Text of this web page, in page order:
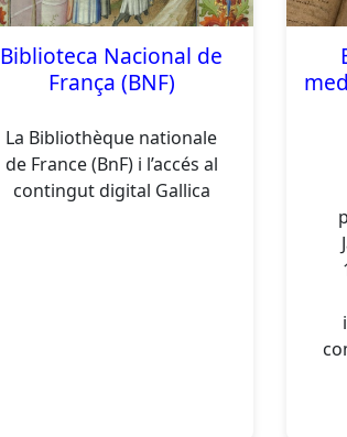
Biblioteca Nacional de
França (BNF)
La Bibliothèque nationale
de France (BnF) i l’accés al
contingut digital Gallica